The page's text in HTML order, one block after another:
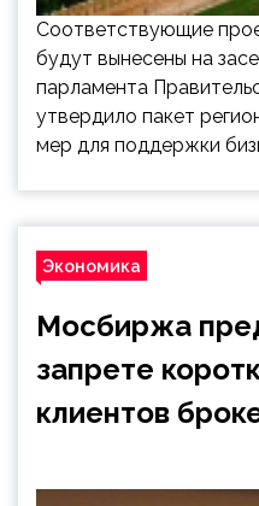
Соответствующие
будут вынесены на
парламента
утвердило пакет
мер для поддержки
Экономика
Мосбиржа
запрете
клиентов